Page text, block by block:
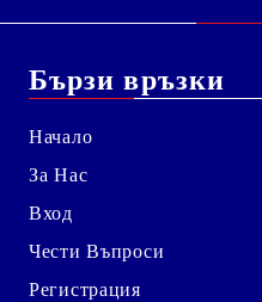
Бързи връзки
Начало
За Нас
Вход
Чести Въпроси
Регистрация